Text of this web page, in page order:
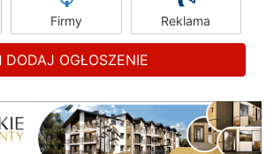
Firmy Reklama
DODAJ OGŁOSZENIE